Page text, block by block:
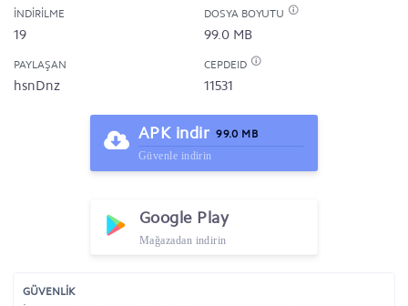
İNDIRILME
19
DOSYA BOYUTU
99.0 MB
PAYLAŞAN
hsnDnz
CEPDEID
11531
APK indir 99.0 MB
Güvenle indirin
Google Play
Mağazadan indirin
GÜVENLİK